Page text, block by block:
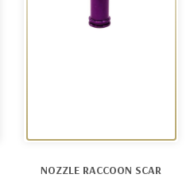
NOZZLE RACCOON SCAR